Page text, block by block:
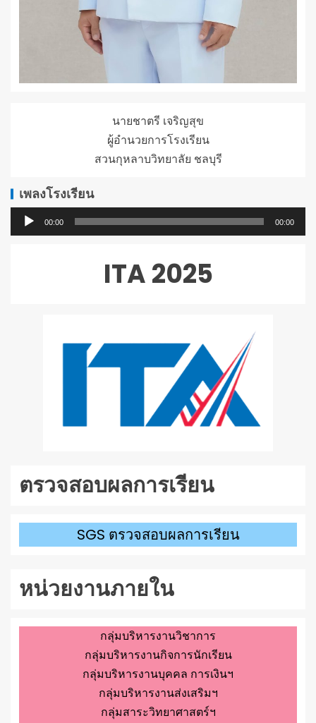
นายชาตรี เจริญสุข
ผู้อำนวยการโรงเรียน
สวนกุหลาบวิทยาลัย ชลบุรี
เพลงโรงเรียน
ตัว
00:00 00:00
ITA 2025
ตรวจสอบผลการเรียน
SGS ตรวจสอบผลการเรียน
หน่วยงานภายใน
กลุ่มบริหารงานวิชาการ
กลุ่มบริหารงานกิจการนักเรียน
กลุ่มบริหารงานบุคคล การเงินฯ
กลุ่มบริหารงานส่งเสริมฯ
กลุ่มสาระวิทยาศาสตร์ฯ